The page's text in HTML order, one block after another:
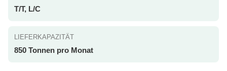
T/T, L/C
LIEFERKAPAZITÄT
850 Tonnen pro Monat